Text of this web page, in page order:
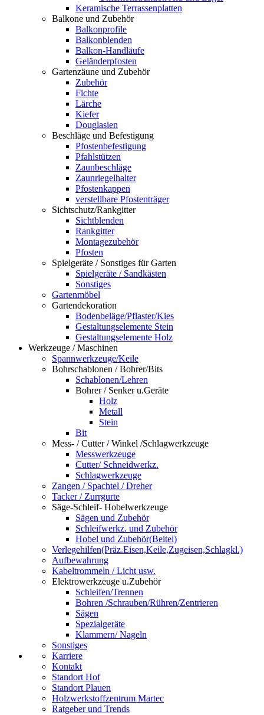
Keramische Terrassenplatten
Balkone und Zubehör
Balkonprofile
Balkonblenden
Balkon-Handläufe
Geländerpfosten
Gartenzäune und Zubehör
Zubehör
Fichte
Lärche
Kiefer
Douglasien
Beschläge und Befestigung
Pfostenbefestigung
Pfahlstützen
Zaunbeschläge
Zaunriegelhalter
Pfostenkappen
verstellbare Pfostenträger
Sichtschutz/Rankgitter
Sichtblenden
Rankgitter
Montagezubehör
Pfosten
Spielgeräte / Sonstiges für Garten
Spielgeräte / Sandkästen
Sonstiges
Gartenmöbel
Gartendekoration
Bodenbeläge/Pflaster/Kies
Gestaltungselemente Stein
Gestaltungselemente Holz
Werkzeuge / Maschinen
Spannwerkzeuge/Keile
Bohrschablonen / Bohrer/Bits
Schablonen/Lehren
Bohrer / Senker u.Geräte
Holz
Metall
Stein
Bit
Mess- / Cutter / Winkel /Schlagwerkzeuge
Messwerkzeuge
Cutter/ Schneidwerkz.
Schlagwerkzeuge
Zangen / Spachtel / Dreher
Tacker / Zurrgurte
Säge-Schleif- Hobelwerkzeuge
Sägen und Zubehör
Schleifwerkz. und Zubehör
Hobel und Zubehör(Beitel)
Verlegehilfen(Präz.Eisen,Keile,Zugeisen,Schlagkl.)
Aufbewahrung
Kabeltrommeln / Licht usw.
Elektrowerkzeuge u.Zubehör
Schleifen/Trennen
Bohren /Schrauben/Rühren/Zentrieren
Sägen
Spezialgeräte
Klammern/ Nageln
Sonstiges
Karriere
Kontakt
Standort Hof
Standort Plauen
Holzwerkstoffzentrum Martec
Ratgeber und Trends